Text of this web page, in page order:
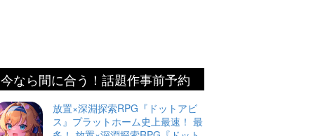
今なら間に合う！話題作事前予約
放置×深淵探索RPG『ドットアビ
ス』プラットホーム史上最速！ 最